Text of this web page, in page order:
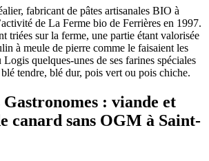
fabricant de pâtes artisanales BIO à
de La Ferme bio de Ferrières en 1997.
triées sur la ferme, une partie étant valorisée
à meule de pierre comme le faisaient les
quelques-unes de ses farines spéciales
blé tendre, blé dur, pois vert ou pois chiche.
: viande et
canard sans OGM à Saint-